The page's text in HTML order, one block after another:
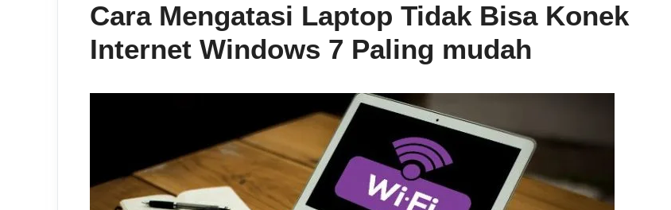
Cara Mengatasi Laptop Tidak Bisa Konek
Internet Windows 7 Paling mudah